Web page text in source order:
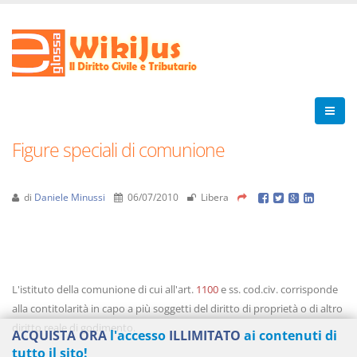
Figure speciali di comunione
di Daniele Minussi 06/07/2010 Libera
L'istituto della comunione di cui all'art. 1100e ss. cod.civ. corrisponde
alla contitolarità in capo a più soggetti del diritto di proprietà o di altro
diritto reale di godimento.
ACQUISTA ORAl'accesso ILLIMITATO ai contenuti di
tutto il sito!